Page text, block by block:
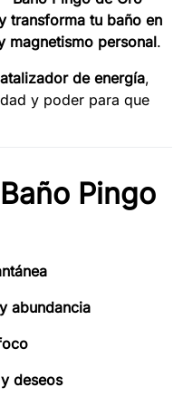
transforma tu baño en
magnetismo personal.
de energía,
y poder para que
Pingo
abundancia
deseos